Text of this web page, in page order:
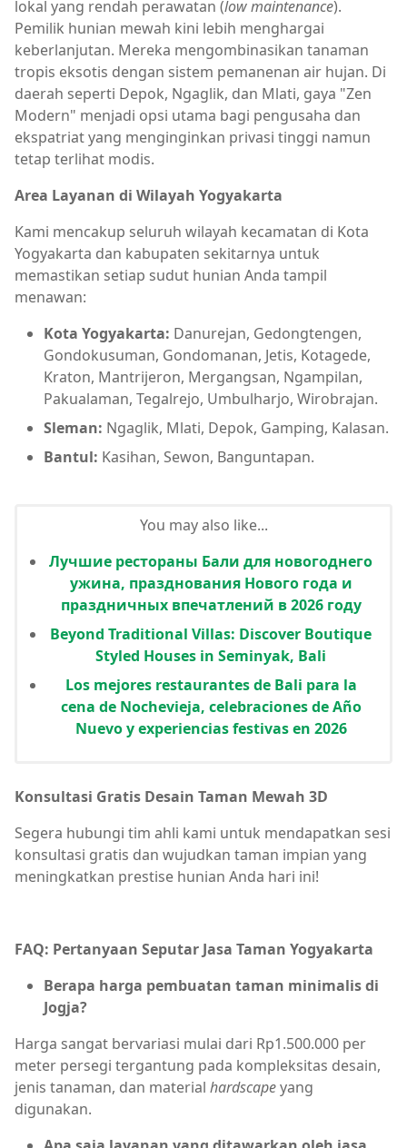
lokal yang rendah perawatan (low maintenance).
Pemilik hunian mewah kini lebih menghargai
keberlanjutan. Mereka mengombinasikan tanaman
tropis eksotis dengan sistem pemanenan air hujan. Di
daerah seperti Depok, Ngaglik, dan Mlati, gaya "Zen
Modern" menjadi opsi utama bagi pengusaha dan
ekspatriat yang menginginkan privasi tinggi namun
tetap terlihat modis.
Area Layanan di Wilayah Yogyakarta
Kami mencakup seluruh wilayah kecamatan di Kota
Yogyakarta dan kabupaten sekitarnya untuk
memastikan setiap sudut hunian Anda tampil
menawan:
Kota Yogyakarta: Danurejan, Gedongtengen,
Gondokusuman, Gondomanan, Jetis, Kotagede,
Kraton, Mantrijeron, Mergangsan, Ngampilan,
Pakualaman, Tegalrejo, Umbulharjo, Wirobrajan.
Sleman: Ngaglik, Mlati, Depok, Gamping, Kalasan.
Bantul: Kasihan, Sewon, Banguntapan.
You may also like...
Лучшие рестораны Бали для новогоднего
ужина, празднования Нового года и
праздничных впечатлений в 2026 году
Beyond Traditional Villas: Discover Boutique
Styled Houses in Seminyak, Bali
Los mejores restaurantes de Bali para la
cena de Nochevieja, celebraciones de Año
Nuevo y experiencias festivas en 2026
Konsultasi Gratis Desain Taman Mewah 3D
Segera hubungi tim ahli kami untuk mendapatkan sesi
konsultasi gratis dan wujudkan taman impian yang
meningkatkan prestise hunian Anda hari ini!
FAQ: Pertanyaan Seputar Jasa Taman Yogyakarta
Berapa harga pembuatan taman minimalis di
Jogja?
Harga sangat bervariasi mulai dari Rp1.500.000 per
meter persegi tergantung pada kompleksitas desain,
jenis tanaman, dan material hardscapeyang
digunakan.